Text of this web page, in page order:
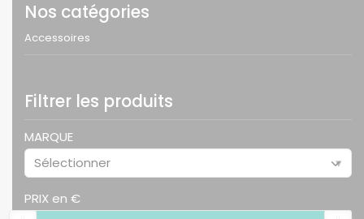
Nos catégories
Accessoires
Filtrer les produits
MARQUE
Sélectionner
▾
PRIX en €